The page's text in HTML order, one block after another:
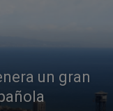
un gran